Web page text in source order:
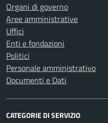
Organi di governo
Aree amministrative
Uffici
Enti e fondazioni
Politici
Personale amministrativo
Documenti e Dati
CATEGORIE DI SERVIZIO